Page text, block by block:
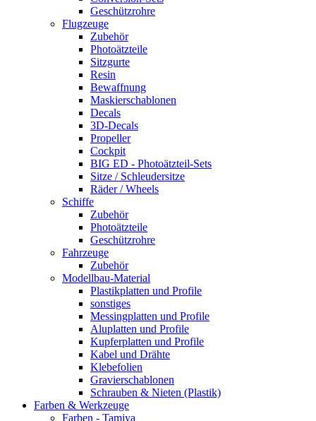
Geschützrohre
Flugzeuge
Zubehör
Photoätzteile
Sitzgurte
Resin
Bewaffnung
Maskierschablonen
Decals
3D-Decals
Propeller
Cockpit
BIG ED - Photoätzteil-Sets
Sitze / Schleudersitze
Räder / Wheels
Schiffe
Zubehör
Photoätzteile
Geschützrohre
Fahrzeuge
Zubehör
Modellbau-Material
Plastikplatten und Profile
sonstiges
Messingplatten und Profile
Aluplatten und Profile
Kupferplatten und Profile
Kabel und Drähte
Klebefolien
Gravierschablonen
Schrauben & Nieten (Plastik)
Farben & Werkzeuge
Farben - Tamiya